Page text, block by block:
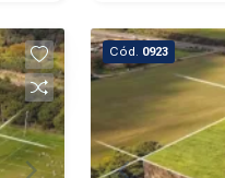
Cód. 0923